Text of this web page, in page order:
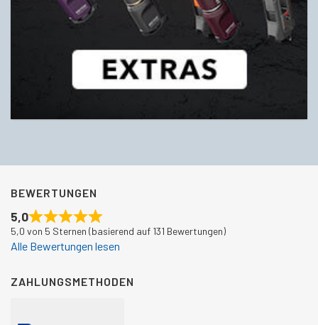
BEWERTUNGEN
5,0
5,0 von 5 Sternen (basierend auf 131 Bewertungen)
Alle Bewertungen lesen
ZAHLUNGSMETHODEN